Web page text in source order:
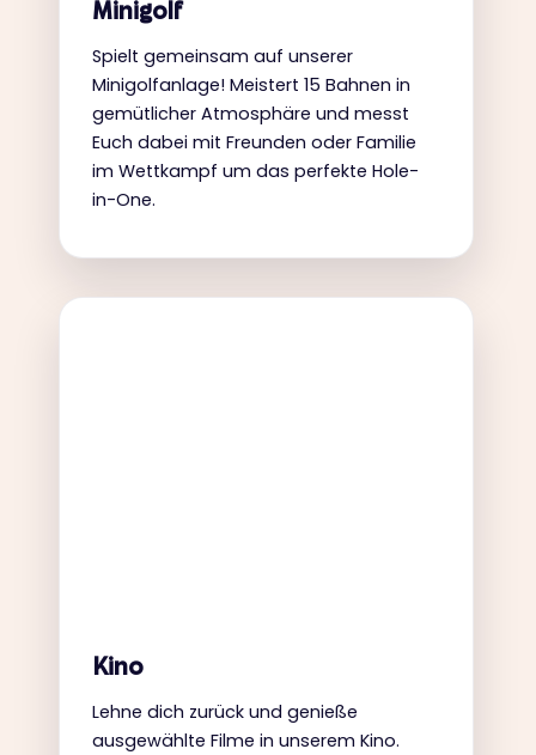
Minigolf
Spielt gemeinsam auf unserer
Minigolfanlage! Meistert 15 Bahnen in
gemütlicher Atmosphäre und messt
Euch dabei mit Freunden oder Familie
im Wettkampf um das perfekte Hole-
in-One.
Kino
Lehne dich zurück und genieße
ausgewählte Filme in unserem Kino.